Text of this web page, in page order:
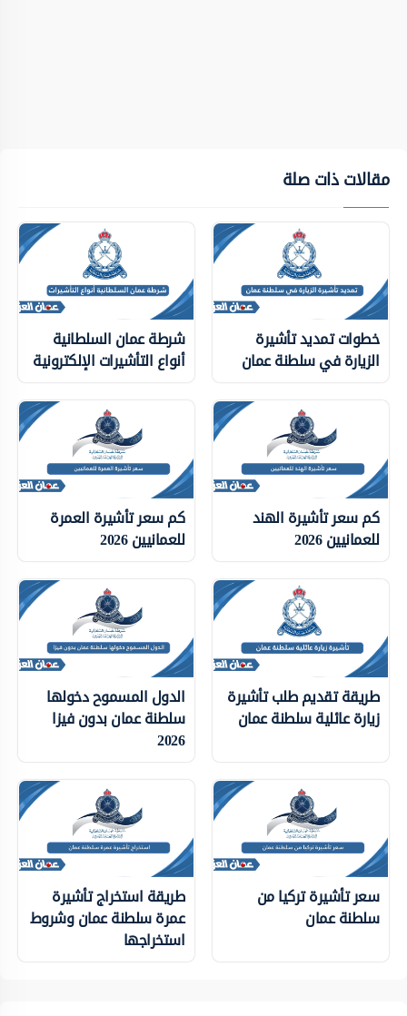
مقالات ذات صلة
خطوات تمديد تأشيرة
الزيارة في سلطنة عمان
شرطة عمان السلطانية
أنواع التأشيرات الإلكترونية
كم سعر تأشيرة الهند
للعمانيين 2026
كم سعر تأشيرة العمرة
للعمانيين 2026
طريقة تقديم طلب تأشيرة
زيارة عائلية سلطنة عمان
الدول المسموح دخولها
سلطنة عمان بدون فيزا
2026
سعر تأشيرة تركيا من
سلطنة عمان
طريقة استخراج تأشيرة
عمرة سلطنة عمان وشروط
استخراجها